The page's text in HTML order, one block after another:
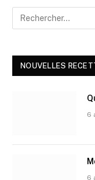
NOUVELLES
6
6